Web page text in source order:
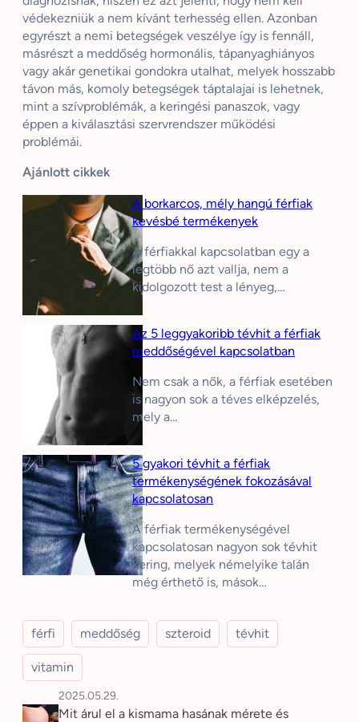
védekezniük a nem kívánt terhesség ellen. Azonban
egyrészt a nemi betegségek veszélye így is fennáll,
másrészt a meddőség hormonális, tápanyaghiányos
vagy akár genetikai gondokra utalhat, melyek hosszabb
távon más, komoly betegségek táptalajai is lehetnek,
mint a szívproblémák, a keringési panaszok, vagy
éppen a kiválasztási szervrendszer működési
problémái.
Ajánlott cikkek
A borkarcos, mély hangú férfiak
kevésbé termékenyek
A férfiakkal kapcsolatban egy a
legtöbb nő azt vallja, nem a
kidolgozott test a lényeg,…
Az 5 leggyakoribb tévhit a férfiak
meddőségével kapcsolatban
Nem csak a nők, a férfiak esetében
is nagyon sok a téves elképzelés,
mely a…
5 gyakori tévhit a férfiak
termékenységének fokozásával
kapcsolatosan
A férfiak termékenységével
kapcsolatosan nagyon sok tévhit
kering, melyek némelyike talán
még érthető is, mások…
férfi meddőség szteroid tévhit
vitamin
2025.05.29.
Mit árul el a kismama hasának mérete és